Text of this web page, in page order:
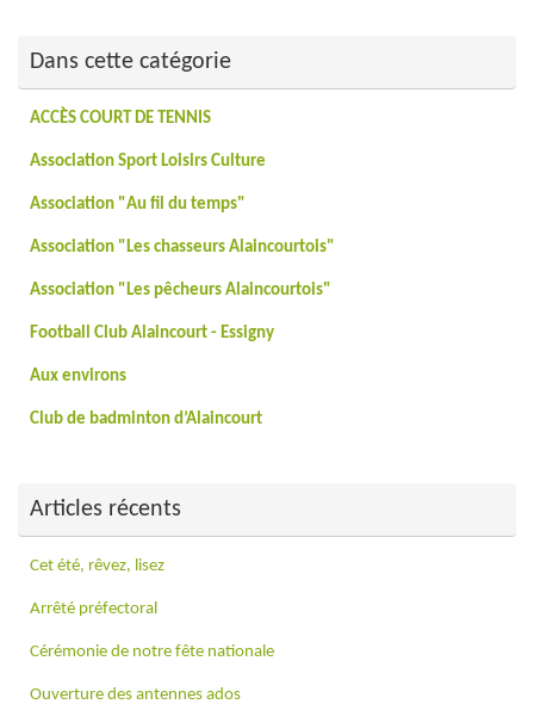
Dans cette catégorie
ACCÈS COURT DE TENNIS
Association Sport Loisirs Culture
Association "Au fil du temps"
Association "Les chasseurs Alaincourtois"
Association "Les pêcheurs Alaincourtois"
Football Club Alaincourt - Essigny
Aux environs
Club de badminton d’Alaincourt
Articles récents
Cet été, rêvez, lisez
Arrêté préfectoral
Cérémonie de notre fête nationale
Ouverture des antennes ados